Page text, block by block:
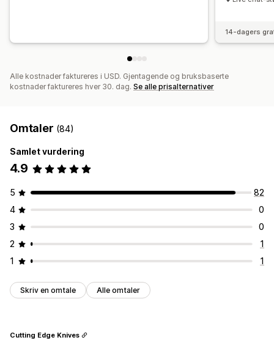
14-dagers
Alle kostnader faktureres i USD. Gjentagende og bruksbaserte
kostnader faktureres hver 30. dag. Se alle prisalternativer
Omtaler (84)
Samlet vurdering
4.9
5
82
4
0
3
0
2
1
1
1
Skriv en omtale Alle omtaler
Cutting Edge Knives